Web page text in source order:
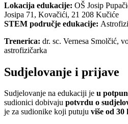
Lokacija edukacije: OŠ Josip
Josipa 71, Kovačići, 21 208 Kučiće
STEM područje edukacije:
Trenerica: dr. sc. Vernesa Smolčić,
astrofizičarka
Sudjelovanje i prijave
Sudjelovanje na edukaciji je u
sudionici dobivaju potvrdu o
je za sudionike koji putuju više od